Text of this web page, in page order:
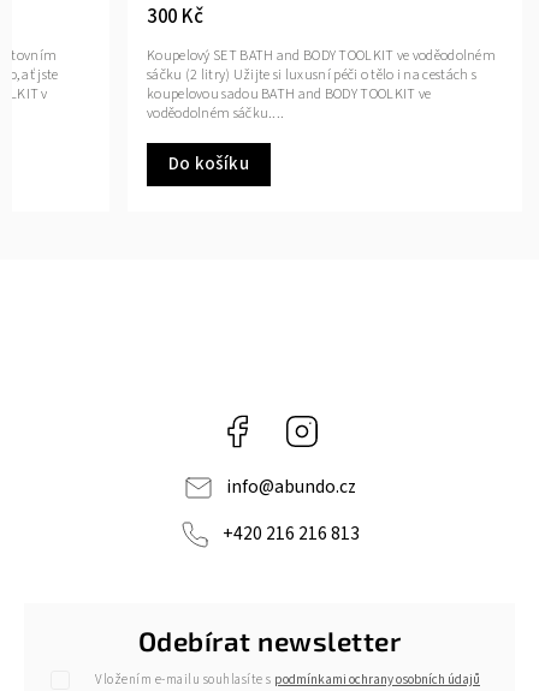
ať jste
v
300 Kč
Do košíku
Koupelový SET BATH and BODY TOOLKIT ve voděodolném
sáčku (2 litry) Užijte si luxusní péči o tělo i na cestách s
koupelovou sadou BATH and BODY TOOLKIT ve
voděodolném sáčku....
Facebook
info@abundo.cz
+420 216 216 813
Odebírat newsletter
Vložením e-mailu souhlasíte s podmínkami ochrany osobních údajů